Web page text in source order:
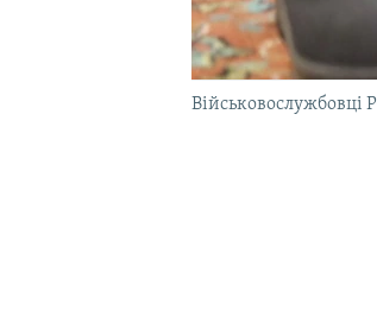
Військовослужбовці